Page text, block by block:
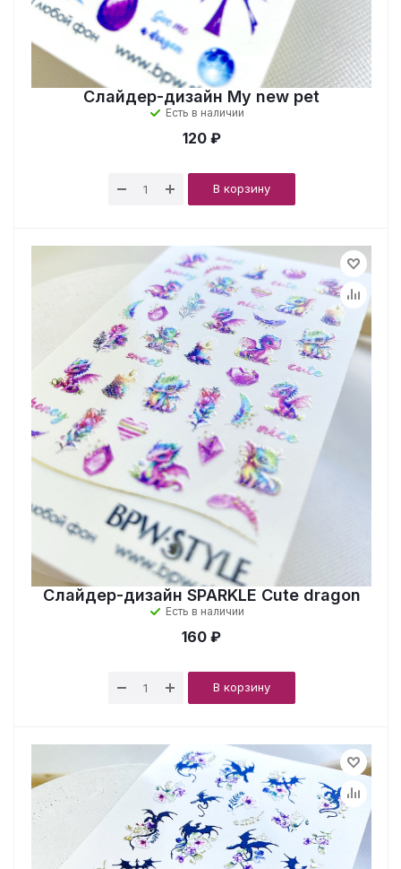
Слайдер-дизайн My new pet
Есть в наличии
120 ₽
В корзину
Слайдер-дизайн SPARKLE Cute dragon
Есть в наличии
160 ₽
В корзину